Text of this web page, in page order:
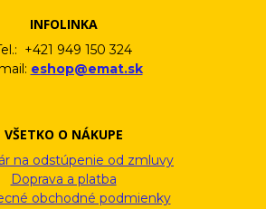
INFOLINKA
+421 949 150 324
eshop@emat.sk
VŠETKO O NÁKUPE
na odstúpenie od zmluvy
Doprava a platba
obchodné podmienky